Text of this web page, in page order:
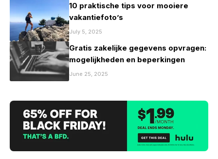
10 praktische tips voor mooiere
vakantiefoto’s
July 5, 2025
Gratis zakelijke gegevens opvragen:
mogelijkheden en beperkingen
June 25, 2025